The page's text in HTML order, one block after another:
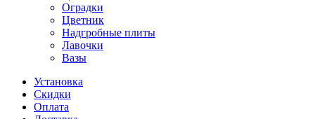
Оградки
Цветник
Надгробные плиты
Лавочки
Вазы
Установка
Скидки
Оплата